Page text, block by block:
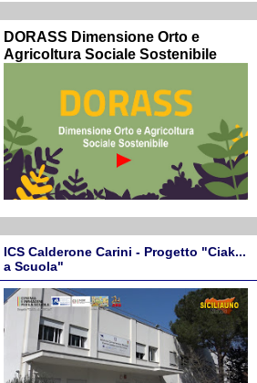
DORASS Dimensione Orto e
Agricoltura Sociale Sostenibile
ICS Calderone Carini - Progetto "Ciak...
a Scuola"